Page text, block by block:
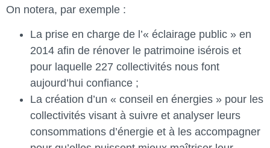
On notera, par exemple :
La prise en charge de l’« éclairage public » en
2014 afin de rénover le patrimoine isérois et
pour laquelle 227 collectivités nous font
aujourd’hui confiance ;
La création d’un « conseil en énergies » pour les
collectivités visant à suivre et analyser leurs
consommations d’énergie et à les accompagner